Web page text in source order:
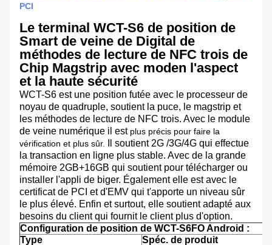
PCI
Le terminal WCT-S6 de position de
Smart de veine de Digital de
méthodes de lecture de NFC trois de
Chip Magstrip avec moden l'aspect
et la haute sécurité
WCT-S6 est une position futée avec le processeur de
noyau de quadruple, soutient la puce, le magstrip et
les méthodes de lecture de NFC trois. Avec le module
de veine numérique il estplus précis pour faire la
vérification et plus sûr.
Il soutient 2G /3G/4G qui effectue
la transaction en ligne plus stable. Avec de la grande
mémoire 2GB+16GB qui soutient pour télécharger ou
installer l'appli de biger. Également elle est avec le
certificat de PCI et d'EMV qui t'apporte un niveau sûr
le plus élevé. Enfin et surtout, elle soutient adapté aux
besoins du client qui fournit le client plus d'option.
Configuration de position de WCT-S6FO Android :
Type
Spéc. de produit